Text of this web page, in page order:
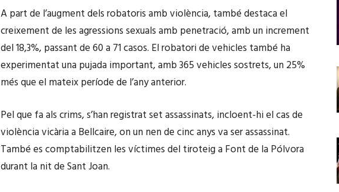
A part de l’augment dels robatoris amb violència, també destaca el
creixement de les agressions sexuals amb penetració, amb un increment
del 18,3%, passant de 60 a 71 casos. El robatori de vehicles també ha
experimentat una pujada important, amb 365 vehicles sostrets, un 25%
més que el mateix període de l’any anterior.
Pel que fa als crims, s’han registrat set assassinats, incloent-hi el cas de
violència vicària a Bellcaire, on un nen de cinc anys va ser assassinat.
També es comptabilitzen les víctimes del tiroteig a Font de la Pólvora
durant la nit de Sant Joan.